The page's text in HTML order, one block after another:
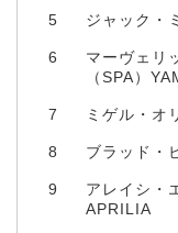
5 ジャック・
6
マーヴェリ
（SPA）
7 ミゲル・オ
8 ブラッド・
9
アレイシ・
APRILIA